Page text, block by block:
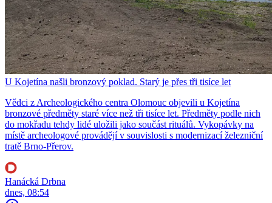
U Kojetína našli bronzový poklad. Starý je přes tři tisíce let
Vědci z Archeologického centra Olomouc objevili u Kojetína
bronzové předměty staré více než tři tisíce let. Předměty podle nich
do mokřadu tehdy lidé uložili jako součást rituálů. Vykopávky na
místě archeologové provádějí v souvislosti s modernizací železniční
tratě Brno-Přerov.
Hanácká Drbna
dnes, 08:54